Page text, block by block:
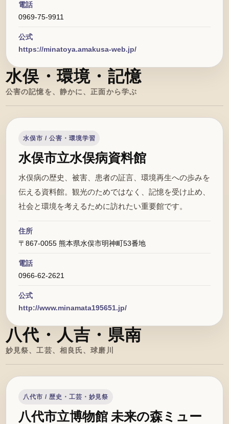
電話
0969-75-9911
公式
https://minatoya.amakusa-web.jp/
水俣・環境・記憶
公害の記憶を、静かに、正面から学ぶ
水俣市 / 公害・環境学習
水俣市立水俣病資料館
水俣病の歴史、被害、患者の証言、環境再生への歩みを
伝える資料館。観光のためではなく、記憶を受け止め、
社会と環境を考えるために訪れたい重要館です。
住所
〒867-0055 熊本県水俣市明神町53番地
電話
0966-62-2621
公式
http://www.minamata195651.jp/
八代・人吉・県南
妙見祭、工芸、相良氏、球磨川
八代市 / 歴史・工芸・妙見祭
八代市立博物館 未来の森ミュー